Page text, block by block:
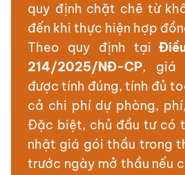
quy định chặt chẽ từ
đến khi thực hiện hợp
Theo quy định tại
214/2025/NĐ-CP, giá
được tính đúng, tính đủ
cả chi phí dự phòng,
Đặc biệt, chủ đầu tư có
nhật giá gói thầu trong
trước ngày mở thầu nếu